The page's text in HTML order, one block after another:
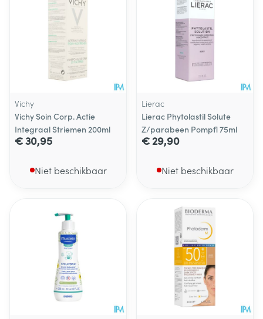
Vichy
Vichy Soin Corp. Actie
Integraal Striemen 200ml
€ 30,95
Niet beschikbaar
Lierac
Lierac Phytolastil Solute
Z/parabeen Pompfl 75ml
€ 29,90
Niet beschikbaar